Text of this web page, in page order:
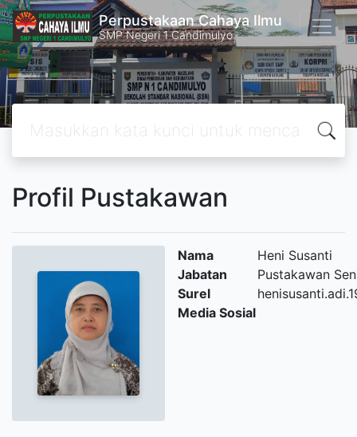
Perpustakaan Cahaya Ilmu
SMP Negeri 1 Candimulyo
Profil Pustakawan
Nama
Heni Susanti
Jabatan
Pustakawan
Surel
Media Sosial